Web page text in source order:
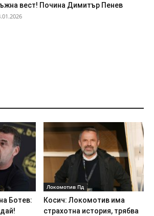
вест! Почина Димитър Пенев
Ботев:
Локомотив Пд
Косич: Локомотив има
страхотна история, трябва